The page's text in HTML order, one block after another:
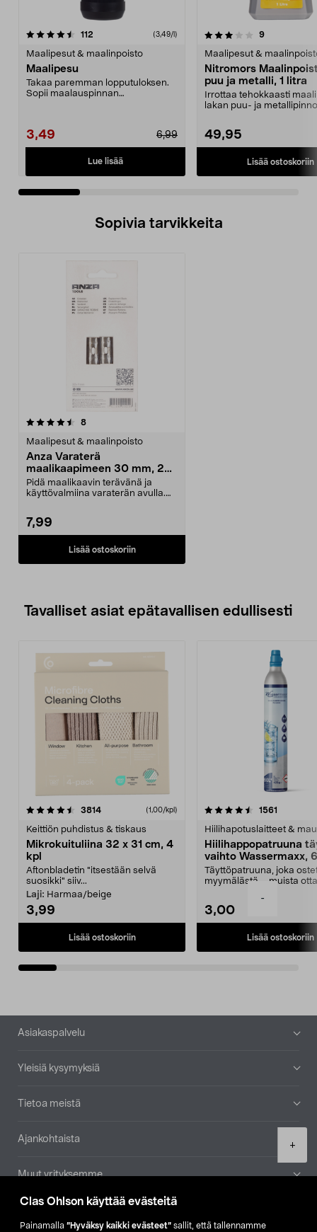
Clas Ohlson käyttää evästeitä
Painamalla ”Hyväksy kaikki evästeet” sallit, että tallennamme
-
+
112 (3,49/l)
Maalipesut & maalinpoisto
Maalipesu
Takaa paremman lopputuloksen.
Sopii maalauspinnan
3,49 6,99
Lue lisää
3.5 viidestä
9arvostelut
Maalipesut &
Nitromors
puu ja metalli, 1 litra
Irrottaa tehokkaasti
lakan puu- ja
49,95
Lisää ostoskoriin
4.0 viidestä
Sopivia tarvikkeita
8arvostelut
Maalipesut & maalinpoisto
Anza Varaterä
maalikaapimeen 30 mm, 2
kpl
Pidä maalikaavin terävänä ja
käyttövalmiina varaterän avulla.
7,99
Lisää ostoskoriin
Tavalliset asiat epätavallisen edullisesti
3814arvostelut (1,00/kpl)
Keittiön puhdistus & tiskaus
Mikrokuituliina 32 x 31 cm, 4
kpl
Aftonbladetin "itsestään selvä
suosikki" siiv...
Laji: Harmaa/beige
3,99
Lisää ostoskoriin
4.5viidestä
1561
Hiilihapotuslaitteet &
Hiilihappopatruuna
vaihto Wassermaxx,
Täyttöpatruuna, joka
myymälästä – muista
3,00
Lisää ostoskoriin
4.5viidestä
Alatunniste
Asiakaspalvelu
Yleisiä kysymyksiä
Tietoa meistä
Ajankohtaista
Muut yrityksemme
Etsi myymälä